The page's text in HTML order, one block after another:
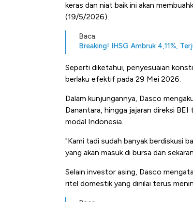
keras dan niat baik ini akan
(19/5/2026).
Baca:
Breaking! IHSG Ambruk 4,11%,
Seperti diketahui, penyesuaian
berlaku efektif pada 29 Mei 2026.
Dalam kunjungannya, Dasco
Danantara, hingga jajaran direksi
modal Indonesia.
"Kami tadi sudah banyak berdiskusi
yang akan masuk di bursa dan
Selain investor asing, Dasco
ritel domestik yang dinilai terus